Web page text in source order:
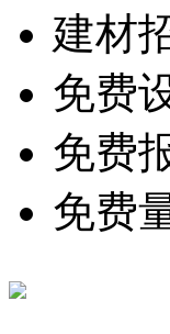
建材
免费
免费
免费